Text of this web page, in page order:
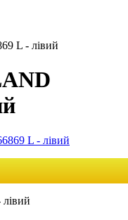
L - лівий